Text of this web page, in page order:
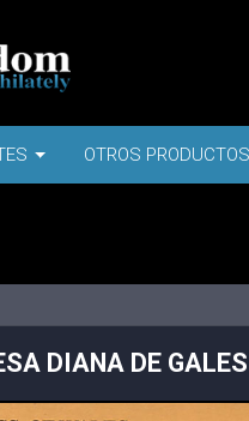
OTROS PRODUCTOS
DIANA DE GALES